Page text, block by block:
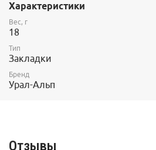
Материал - высокопрочный дюраль.
Характеристики
Вес, г
18
Тип
Закладки
Бренд
Урал-Альп
Отзывы